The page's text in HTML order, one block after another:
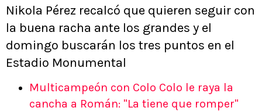
Nikola Pérez recalcó que quieren seguir con
la buena racha ante los grandes y el
domingo buscarán los tres puntos en el
Estadio Monumental
Multicampeón con Colo Colo le raya la
cancha a Román: "La tiene que romper"